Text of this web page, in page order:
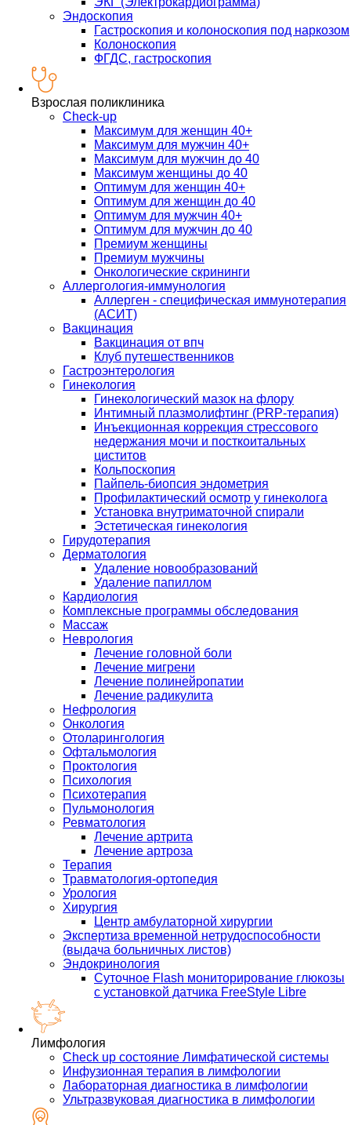
Эндоскопия
Гастроскопия и колоноскопия под наркозом
Колоноскопия
ФГДС, гастроскопия
Взрослая поликлиника
Check-up
Максимум для женщин 40+
Максимум для мужчин 40+
Максимум для мужчин до 40
Максимум женщины до 40
Оптимум для женщин 40+
Оптимум для женщин до 40
Оптимум для мужчин 40+
Оптимум для мужчин до 40
Премиум женщины
Премиум мужчины
Онкологические скрининги
Аллергология-иммунология
Аллерген - специфическая иммунотерапия
(АСИТ)
Вакцинация
Вакцинация от впч
Клуб путешественников
Гастроэнтерология
Гинекология
Гинекологический мазок на флору
Интимный плазмолифтинг (PRP-терапия)
Инъекционная коррекция стрессового
недержания мочи и посткоитальных
циститов
Кольпоскопия
Пайпель-биопсия эндометрия
Профилактический осмотр у гинеколога
Установка внутриматочной спирали
Эстетическая гинекология
Гирудотерапия
Дерматология
Удаление новообразований
Удаление папиллом
Кардиология
Комплексные программы обследования
Массаж
Неврология
Лечение головной боли
Лечение мигрени
Лечение полинейропатии
Лечение радикулита
Нефрология
Онкология
Отоларингология
Офтальмология
Проктология
Психология
Психотерапия
Пульмонология
Ревматология
Лечение артрита
Лечение артроза
Терапия
Травматология-ортопедия
Урология
Хирургия
Центр амбулаторной хирургии
Экспертиза временной нетрудоспособности
(выдача больничных листов)
Эндокринология
Суточное Flash мониторирование глюкозы
с установкой датчика FreeStyle Libre
Лимфология
Check up состояние Лимфатической системы
Инфузионная терапия в лимфологии
Лабораторная диагностика в лимфологии
Ультразвуковая диагностика в лимфологии